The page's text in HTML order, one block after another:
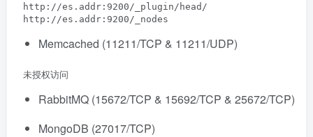
http://es.addr:9200/_plugin/head/
http://es.addr:9200/_nodes
Memcached (11211/TCP & 11211/UDP)
未授权访问
RabbitMQ (15672/TCP & 15692/TCP & 25672/TCP)
MongoDB (27017/TCP)